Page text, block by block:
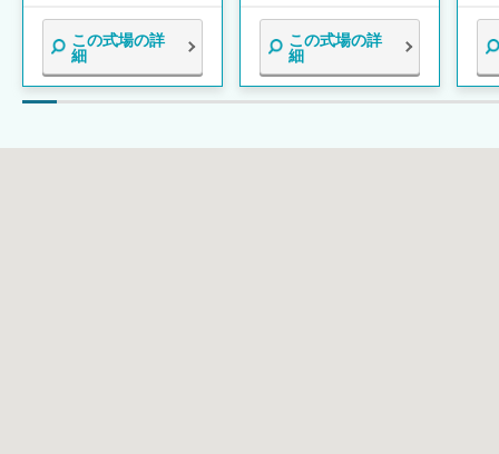
この式場の詳
細
この式場の詳
細